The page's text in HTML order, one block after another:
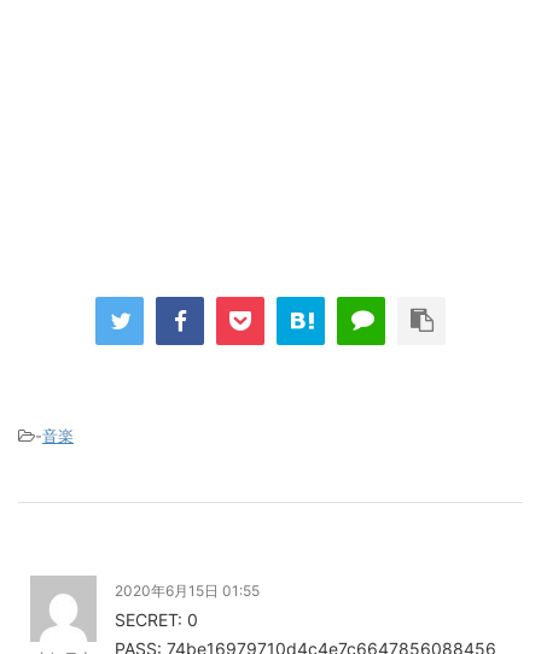
-音楽
2020年6月15日 01:55
SECRET: 0
PASS: 74be16979710d4c4e7c6647856088456